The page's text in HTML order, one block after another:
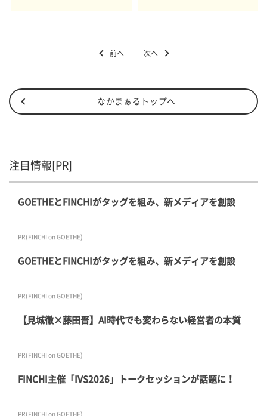
前へ 次へ
なかまぁるトップへ
注目情報[PR]
GOETHEとFINCHIがタッグを組み、新メディアを創設
PR(FINCHI on GOETHE)
GOETHEとFINCHIがタッグを組み、新メディアを創設
PR(FINCHI on GOETHE)
【見城徹×藤田晋】AI時代でも変わらない経営者の本質
PR(FINCHI on GOETHE)
FINCHI主催「IVS2026」トークセッションが話題に！
PR(FINCHI on GOETHE)